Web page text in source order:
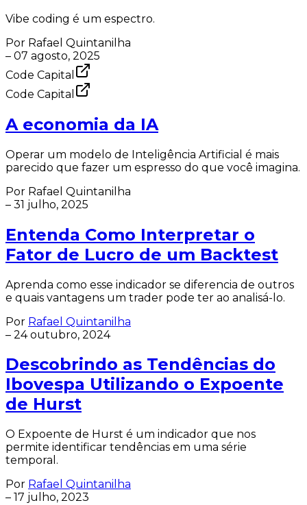
Vibe coding é um espectro.
Por Rafael Quintanilha
– 07 agosto, 2025
Code Capital
Code Capital
A economia da IA
Operar um modelo de Inteligência Artificial é mais
parecido que fazer um espresso do que você imagina.
Por Rafael Quintanilha
– 31 julho, 2025
Entenda Como Interpretar o
Fator de Lucro de um Backtest
Aprenda como esse indicador se diferencia de outros
e quais vantagens um trader pode ter ao analisá-lo.
Por Rafael Quintanilha
– 24 outubro, 2024
Descobrindo as Tendências do
Ibovespa Utilizando o Expoente
de Hurst
O Expoente de Hurst é um indicador que nos
permite identificar tendências em uma série
temporal.
Por Rafael Quintanilha
– 17 julho, 2023